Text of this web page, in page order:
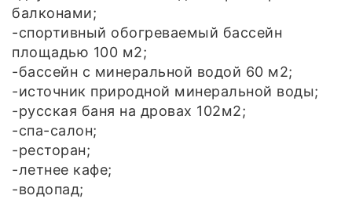
балконами;
-спортивный обогреваемый бассейн
площадью 100 м2;
-бассейн с минеральной водой 60 м2;
-источник природной минеральной воды;
-русская баня на дровах 102м2;
-спа-салон;
-ресторан;
-летнее кафе;
-водопад;